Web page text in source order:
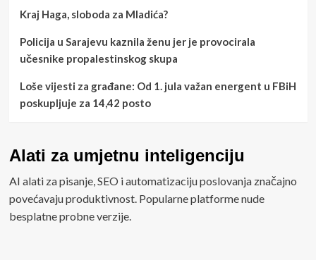
Kraj Haga, sloboda za Mladića?
Policija u Sarajevu kaznila ženu jer je provocirala
učesnike propalestinskog skupa
Loše vijesti za građane: Od 1. jula važan energent u FBiH
poskupljuje za 14,42 posto
Alati za umjetnu inteligenciju
AI alati za pisanje, SEO i automatizaciju poslovanja značajno
povećavaju produktivnost. Popularne platforme nude
besplatne probne verzije.